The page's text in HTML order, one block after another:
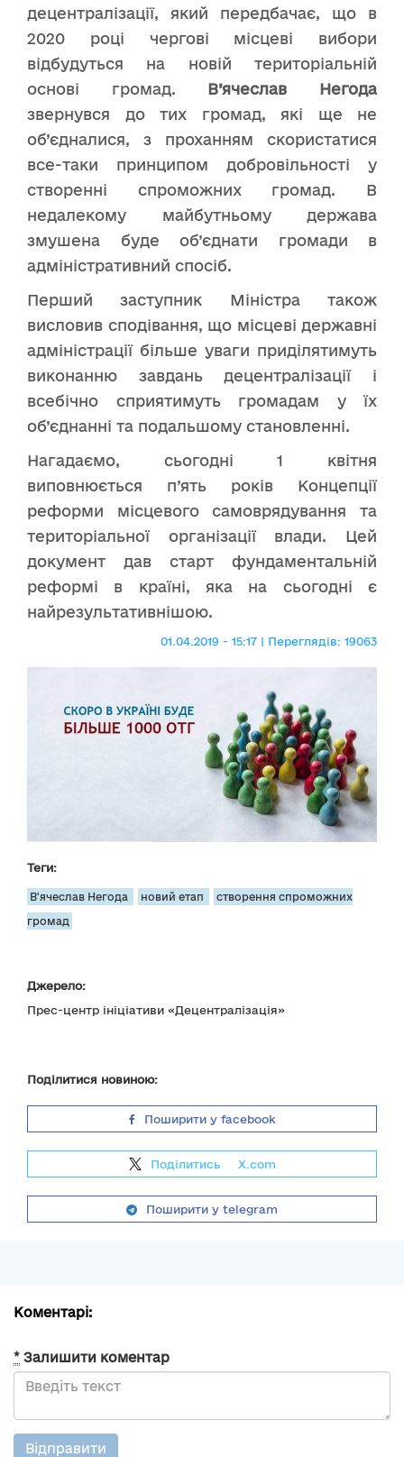
децентралізації, який передбачає, що в
2020 році чергові місцеві вибори
відбудуться на новій територіальній
основі громад. В’ячеслав Негода
звернувся до тих громад, які ще не
об’єдналися, з проханням скористатися
все-таки принципом добровільності у
створенні спроможних громад. В
недалекому майбутньому держава
змушена буде об’єднати громади в
адміністративний спосіб.
Перший заступник Міністра також
висловив сподівання, що місцеві державні
адміністрації більше уваги приділятимуть
виконанню завдань децентралізації і
всебічно сприятимуть громадам у їх
об’єднанні та подальшому становленні.
Нагадаємо, сьогодні 1 квітня
виповнюється п’ять років Концепції
реформи місцевого самоврядування та
територіальної організації влади. Цей
документ дав старт фундаментальній
реформі в країні, яка на сьогодні є
найрезультативнішою.
01.04.2019 - 15:17 | Переглядів: 19063
Теги:
В'ячеслав Негода новий етап створення спроможних
громад
Джерело:
Прес-центр ініціативи «Децентралізація»
Поділитися новиною:
Поширити у facebook
Поділитись X.com
Поширити у telegram
Коментарі:
* Залишити коментар
Відправити